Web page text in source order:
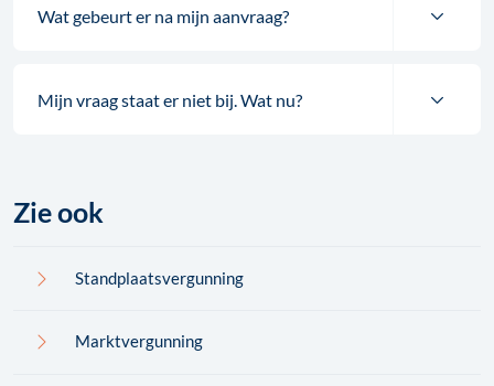
Wat gebeurt er na mijn aanvraag?
Mijn vraag staat er niet bij. Wat nu?
Zie ook
Standplaatsvergunning
Marktvergunning